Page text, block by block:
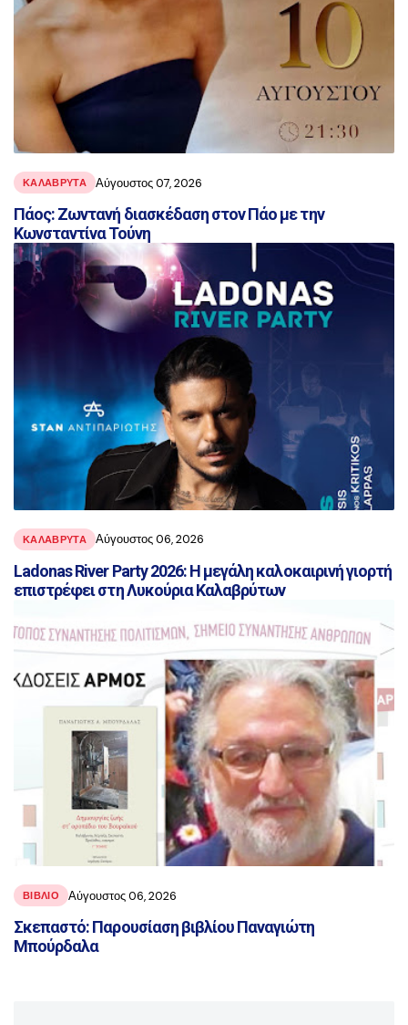
ΚΑΛΑΒΡΥΤΑ Αύγουστος 07, 2026
Πάος: Ζωντανή διασκέδαση στον Πάο με την
Κωνσταντίνα Τούνη
ΚΑΛΑΒΡΥΤΑ Αύγουστος 06, 2026
Ladonas River Party 2026: Η μεγάλη καλοκαιρινή γιορτή
επιστρέφει στη Λυκούρια Καλαβρύτων
ΒΙΒΛΊΟ Αύγουστος 06, 2026
Σκεπαστό: Παρουσίαση βιβλίου Παναγιώτη
Μπούρδαλα